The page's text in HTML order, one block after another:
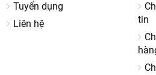
Tuyển dụng
Liên hệ
tin